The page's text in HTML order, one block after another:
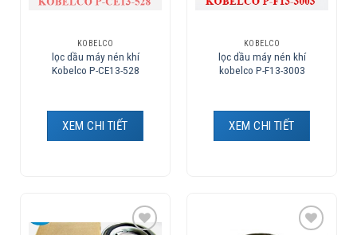
KOBELCO
lọc dầu máy nén khí
Kobelco P-CE13-528
XEM CHI TIẾT
KOBELCO
lọc dầu máy nén khí
kobelco P-F13-3003
XEM CHI TIẾT